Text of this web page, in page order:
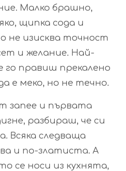
Малко брашно,
щипка сода и
не изисква точност
и желание. Най-
го правиш прекалено
е меко, но не течно.
запее и първата
разбираш, че си
Всяка следваща
и по-златиста. А
се носи из кухнята,